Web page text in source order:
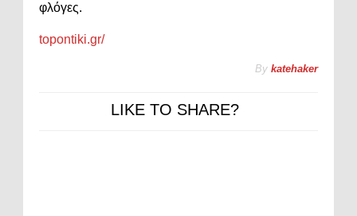
φλόγες.
topontiki.gr/
By katehaker
LIKE TO SHARE?